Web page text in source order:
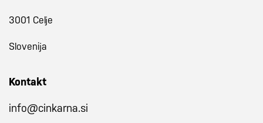
3001 Celje
Slovenija
Kontakt
info@cinkarna.si